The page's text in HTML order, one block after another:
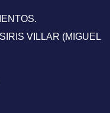
VILLAR (MIGUEL